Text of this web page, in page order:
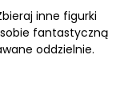
Zbieraj inne figurki
fantastyczną
oddzielnie.